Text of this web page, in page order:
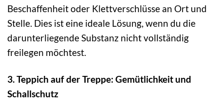
Beschaffenheit oder Klettverschlüsse an Ort und
Stelle. Dies ist eine ideale Lösung, wenn du die
darunterliegende Substanz nicht vollständig
freilegen möchtest.
3. Teppich auf der Treppe: Gemütlichkeit und
Schallschutz